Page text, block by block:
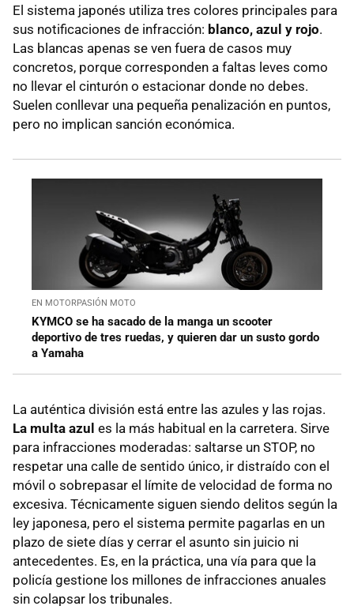
El sistema japonés utiliza tres colores principales para
sus notificaciones de infracción: blanco, azul y rojo.
Las blancas apenas se ven fuera de casos muy
concretos, porque corresponden a faltas leves como
no llevar el cinturón o estacionar donde no debes.
Suelen conllevar una pequeña penalización en puntos,
pero no implican sanción económica.
EN MOTORPASIÓN MOTO
KYMCO se ha sacado de la manga un scooter
deportivo de tres ruedas, y quieren dar un susto gordo
a Yamaha
La auténtica división está entre las azules y las rojas.
La multa azul es la más habitual en la carretera. Sirve
para infracciones moderadas: saltarse un STOP, no
respetar una calle de sentido único, ir distraído con el
móvil o sobrepasar el límite de velocidad de forma no
excesiva. Técnicamente siguen siendo delitos según la
ley japonesa, pero el sistema permite pagarlas en un
plazo de siete días y cerrar el asunto sin juicio ni
antecedentes. Es, en la práctica, una vía para que la
policía gestione los millones de infracciones anuales
sin colapsar los tribunales.